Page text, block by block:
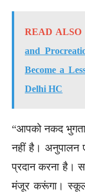
READ ALSO
and
Become a
Delhi HC
“आपको नकद
नहीं है। अनुपालन
प्रदान करना है।
मंजूर करूंगा।